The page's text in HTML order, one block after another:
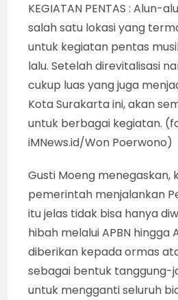
KEGIATAN PENTAS : Alun-
salah satu lokasi yang
untuk kegiatan pentas
lalu. Setelah direvitalisasi
cukup luas yang juga
Kota Surakarta ini, akan
untuk berbagai kegiatan.
iMNews.id/Won Poerwono)
Gusti Moeng menegaskan,
pemerintah menjalankan
itu jelas tidak bisa hanya
hibah melalui APBN hingga
diberikan kepada ormas
sebagai bentuk tanggung-
untuk mengganti seluruh